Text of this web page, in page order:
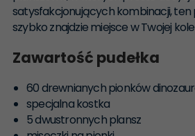
satysfakcjonujących kombinacji,
szybko znajdzie miejsce w Twojej
Zawartość pudełka
60 drewnianych pionków
specjalna kostka
5 dwustronnych plansz